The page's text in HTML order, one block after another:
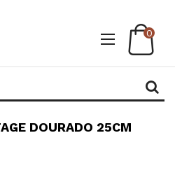
0
DOURADO 25CM